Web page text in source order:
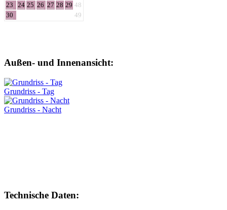
23
24 25 26 27 28 29 48
30
49
Außen- und Innenansicht:
Grundriss - Tag
Grundriss - Nacht
Technische Daten: